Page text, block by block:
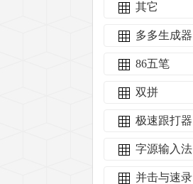
其它
多多生成器
86五笔
双拼
极速跟打器
字源输入法
并击与速录